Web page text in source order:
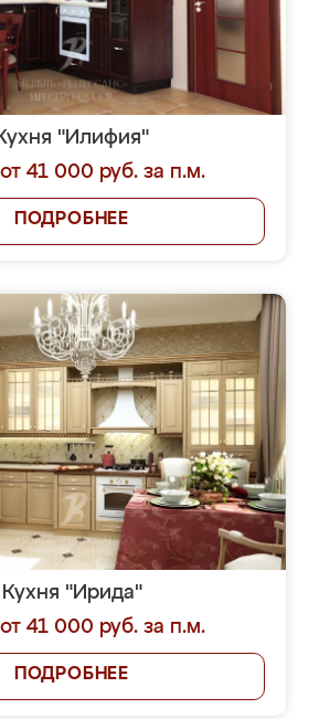
"Илифия"
41 000 руб. за п.м.
ПОДРОБНЕЕ
Кухня "Ирида"
41 000 руб. за п.м.
ПОДРОБНЕЕ